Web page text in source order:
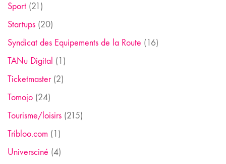
Sport (21)
Startups (20)
Syndicat des Equipements de la Route (16)
TANu Digital (1)
Ticketmaster(2)
Tomojo (24)
Tourisme/loisirs (215)
Tribloo.com (1)
Universciné (4)